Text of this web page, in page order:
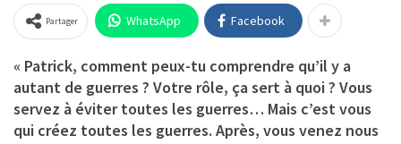
Partager WhatsApp Facebook
« Patrick, comment peux-tu comprendre qu’il y a
autant de guerres ? Votre rôle, ça sert à quoi ? Vous
servez à éviter toutes les guerres… Mais c’est vous
qui créez toutes les guerres. Après, vous venez nous